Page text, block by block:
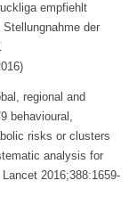
empfiehlt
der
regional and
behavioural,
risks or clusters
analysis for
2016;388:1659-